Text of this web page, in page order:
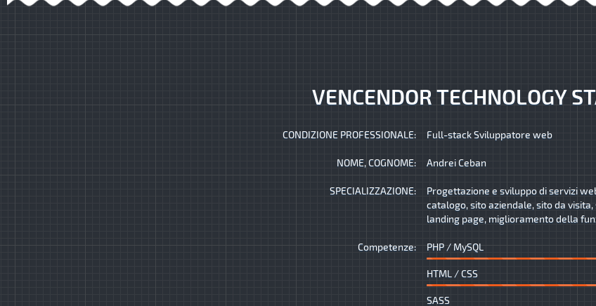
VENCENDOR TECHNOLOGY
CONDIZIONE PROFESSIONALE: Full-stack Sviluppatore web
NOME, COGNOME: Andrei Ceban
SPECIALIZZAZIONE:
Progettazione e sviluppo di servizi
catalogo, sito aziendale, sito da
landing page, miglioramento della
Competenze: PHP / MySQL
HTML / CSS
SASS